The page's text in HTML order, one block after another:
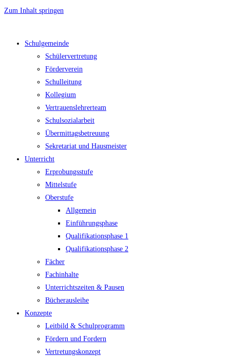
Zum Inhalt springen
Schulgemeinde
Schülervertretung
Förderverein
Schulleitung
Kollegium
Vertrauenslehrerteam
Schulsozialarbeit
Übermittagsbetreuung
Sekretariat und Hausmeister
Unterricht
Erprobungsstufe
Mittelstufe
Oberstufe
Allgemein
Einführungsphase
Qualifikationsphase 1
Qualifikationsphase 2
Fächer
Fachinhalte
Unterrichtszeiten & Pausen
Bücherausleihe
Konzepte
Leitbild & Schulprogramm
Fördern und Fordern
Vertretungskonzept